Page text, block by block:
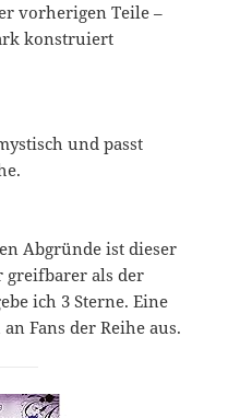
vorherigen Teile –
konstruiert
und passt
Abgründe ist dieser
greifbarer als der
ich 3 Sterne. Eine
Fans der Reihe aus.